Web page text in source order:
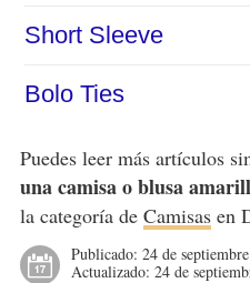
Puedes leer más artículos
una camisa o blusa
la categoría de Camisasen
Publicado: 24 de
Actualizado: 24 de